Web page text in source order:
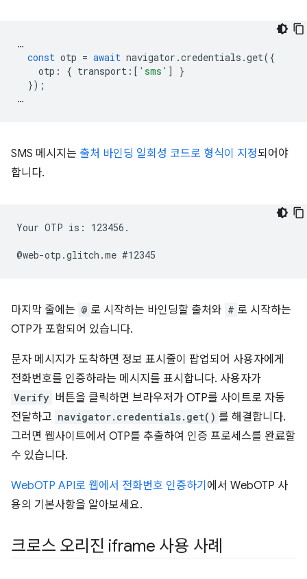
…
const otp = await navigator .credentials .get({
otp : { transport : [ 'sms' ]
}
});
…
SMS 메시지는 출처 바인딩 일회성 코드로 형식이 지정되어야
합니다.
Your OTP is: 123456.
마지막 줄에는 @ 로 시작하는 바인딩할 출처와 # 로 시작하는
OTP가 포함되어 있습니다.
문자 메시지가 도착하면 정보 표시줄이 팝업되어 사용자에게
전화번호를 인증하라는 메시지를 표시합니다. 사용자가
Verify 버튼을 클릭하면 브라우저가 OTP를 사이트로 자동
전달하고 navigator.credentials.get() 를 해결합니다.
그러면 웹사이트에서 OTP를 추출하여 인증 프로세스를 완료할
수 있습니다.
WebOTP API로 웹에서 전화번호 인증하기 에서 WebOTP 사
용의 기본사항을 알아보세요.
크로스 오리진 iframe 사용 사례